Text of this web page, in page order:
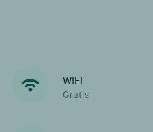
WIFI
Gratis